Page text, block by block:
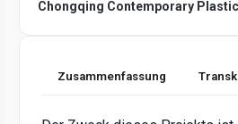
Chongqing Contemporary
Zusammenfassung